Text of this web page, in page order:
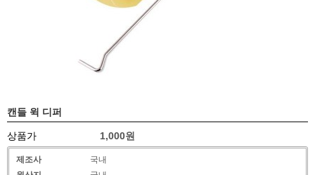
캔들 윅 디퍼
상품가 1,000원
제조사
국내